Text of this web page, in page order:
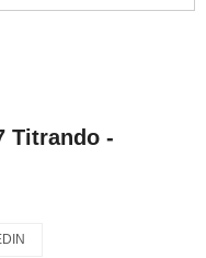
Titrando -